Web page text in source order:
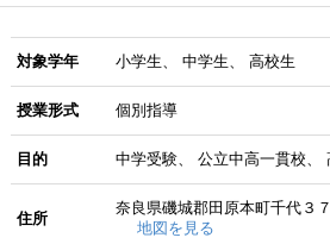
対象学年 小学生 中学生 高校生
授業形式 個別指導
目的 中学受験 公立中高一貫校
住所
奈良県磯城郡田原本町千代３
地図を見る